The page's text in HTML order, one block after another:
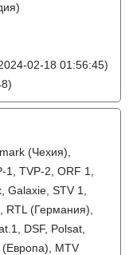
02-18 01:56:45)
(Чехия),
TVP-2, ORF 1,
Galaxie, STV 1,
RTL (Германия),
DSF, Polsat,
MTV